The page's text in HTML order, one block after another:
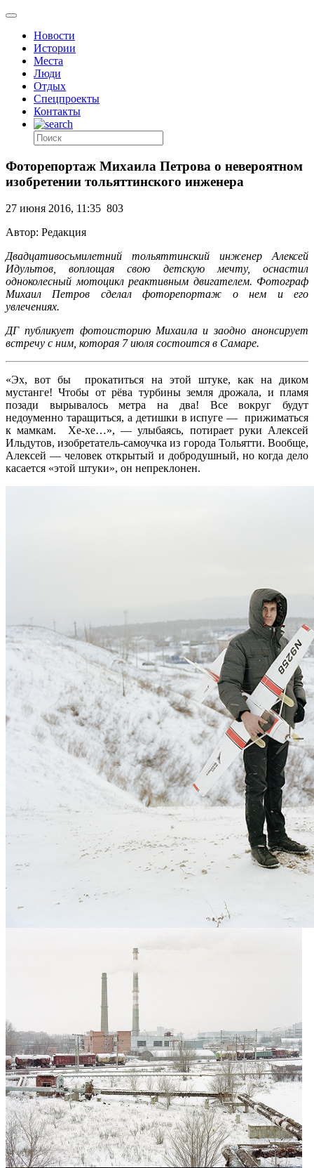
Новости
Истории
Места
Люди
Отдых
Спецпроекты
Контакты
Фоторепортаж Михаила Петрова о невероятном
изобретении тольяттинского инженера
27 июня 2016, 11:35 803
Автор: Редакция
Двадцативосьмилетний тольяттинский инженер Алексей
Идультов, воплощая свою детскую мечту, оснастил
одноколесный мотоцикл реактивным двигателем. Фотограф
Михаил Петров сделал фоторепортаж о нем и его
увлечениях.
ДГ публикует фотоисторию Михаила и заодно анонсирует
встречу с ним, которая 7 июля состоится в Самаре.
«Эх, вот бы прокатиться на этой штуке, как на диком
мустанге! Чтобы от рёва турбины земля дрожала, и пламя
позади вырывалось метра на два! Все вокруг будут
недоуменно таращиться, а детишки в испуге — прижиматься
к мамкам. Хе-хе…», — улыбаясь, потирает руки Алексей
Ильдутов, изобретатель-самоучка из города Тольятти. Вообще,
Алексей — человек открытый и добродушный, но когда дело
касается «этой штуки», он непреклонен.